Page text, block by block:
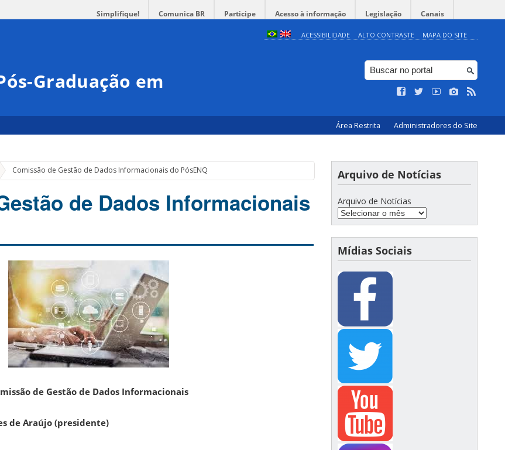
Simplifique! Comunica BR Participe Acesso à informação Legislação Canais
ACESSIBILIDADE ALTO CONTRASTE MAPA DO SITE
Graduação em
Área Restrita Administradores do Site
Comissão de Gestão de Dados Informacionais do PósENQ
de Dados Informacionais
de Gestão de Dados Informacionais
de Araújo (presidente)
Arquivo de Notícias
Arquivo de Notícias
Mídias Sociais